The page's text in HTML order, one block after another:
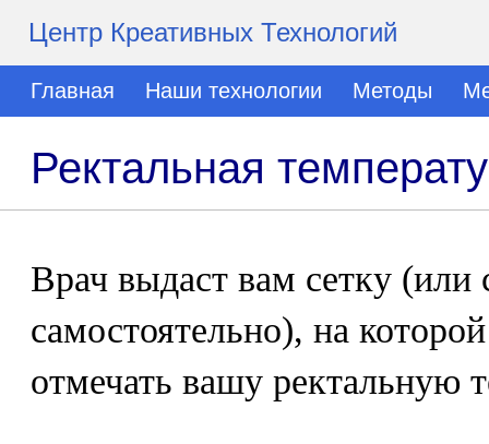
Центр Креативных Технологий
Главная Наши технологии Методы
Ректальная
Врач выдаст вам сетку (или
самостоятельно), на
отмечать вашу ректальную